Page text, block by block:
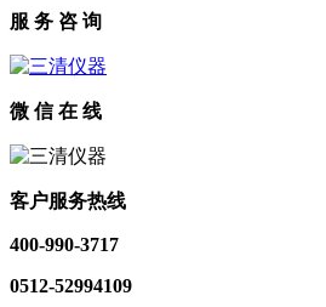
服 务 咨 询
微 信 在 线
客户服务热线
400-990-3717
0512-52994109